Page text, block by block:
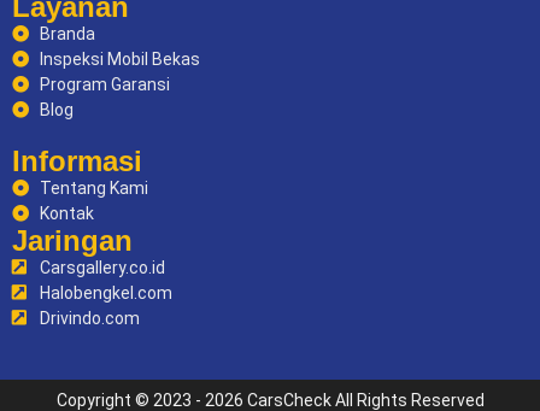
Layanan
Branda
Inspeksi Mobil Bekas
Program Garansi
Blog
Informasi
Tentang Kami
Kontak
Jaringan
Carsgallery.co.id
Halobengkel.com
Drivindo.com
Copyright © 2023 - 2026 CarsCheck All Rights Reserved